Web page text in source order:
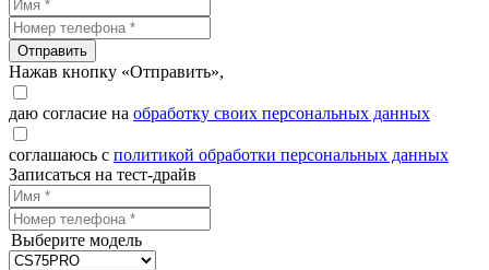
Отправить
Нажав кнопку «Отправить»,
даю согласие на обработку своих персональных данных
соглашаюсь с политикой обработки персональных данных
Записаться на тест-драйв
Выберите модель